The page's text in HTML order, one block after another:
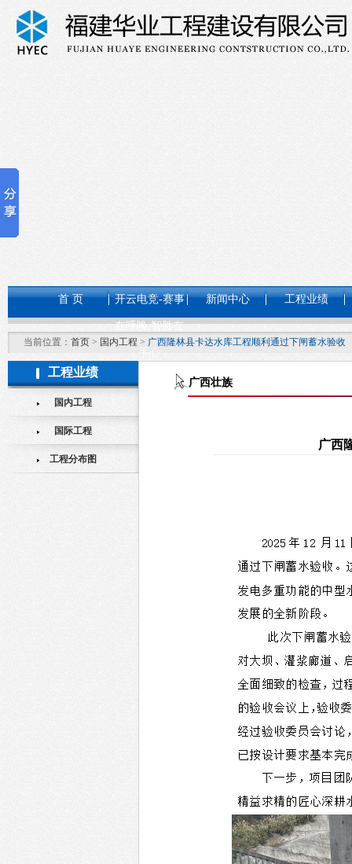
首 页 开云电竞-赛事
在呼唤,智胜在
新闻中心 工程业绩
当前位置： 首页 > 国内工程 > 广西隆林县卡达水库工程顺利通过下闸蓄水验收
工程业绩
国内工程
国际工程
工程分布图
广西壮族
广西